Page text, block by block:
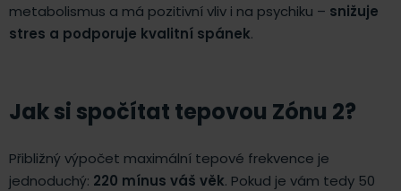
metabolismus a má pozitivní vliv i na psychiku – snižuje
stres a podporuje kvalitní spánek.
Jak si spočítat tepovou Zónu 2?
Přibližný výpočet maximální tepové frekvence je
jednoduchý: 220 mínus váš věk. Pokud je vám tedy 50